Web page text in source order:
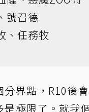
號召德
、任務牧
界點，R10後
極限了。就我